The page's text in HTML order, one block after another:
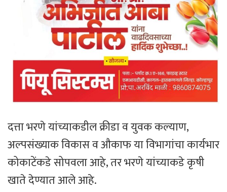
दत्ता भरणे यांच्याकडील क्रीडा व युवक कल्याण,
अल्पसंख्याक विकास व औकाफ या विभागांचा कार्यभार
कोकाटेंकडे सोपवला आहे, तर भरणे यांच्याकडे कृषी
खाते देण्यात आले आहे.